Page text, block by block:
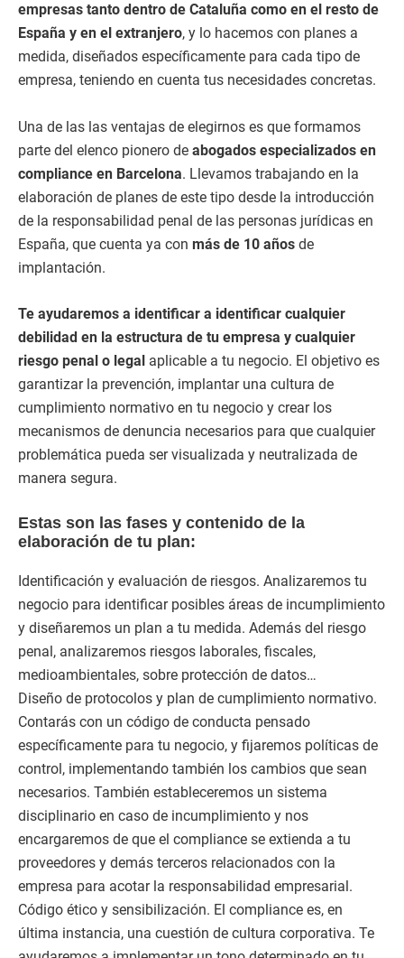
empresas tanto dentro de Cataluña como en el resto de
España y en el extranjero, y lo hacemos con planes a
medida, diseñados específicamente para cada tipo de
empresa, teniendo en cuenta tus necesidades concretas.
Una de las las ventajas de elegirnos es que formamos
parte del elenco pionero de abogados especializados en
compliance en Barcelona. Llevamos trabajando en la
elaboración de planes de este tipo desde la introducción
de la responsabilidad penal de las personas jurídicas en
España, que cuenta ya con más de 10 años de
implantación.
Te ayudaremos a identificar a identificar cualquier
debilidad en la estructura de tu empresa y cualquier
riesgo penal o legal aplicable a tu negocio. El objetivo es
garantizar la prevención, implantar una cultura de
cumplimiento normativo en tu negocio y crear los
mecanismos de denuncia necesarios para que cualquier
problemática pueda ser visualizada y neutralizada de
manera segura.
Estas son las fases y contenido de la
elaboración de tu plan:
Identificación y evaluación de riesgos. Analizaremos tu
negocio para identificar posibles áreas de incumplimiento
y diseñaremos un plan a tu medida. Además del riesgo
penal, analizaremos riesgos laborales, fiscales,
medioambientales, sobre protección de datos…
Diseño de protocolos y plan de cumplimiento normativo.
Contarás con un código de conducta pensado
específicamente para tu negocio, y fijaremos políticas de
control, implementando también los cambios que sean
necesarios. También estableceremos un sistema
disciplinario en caso de incumplimiento y nos
encargaremos de que el compliance se extienda a tu
proveedores y demás terceros relacionados con la
empresa para acotar la responsabilidad empresarial.
Código ético y sensibilización. El compliance es, en
última instancia, una cuestión de cultura corporativa. Te